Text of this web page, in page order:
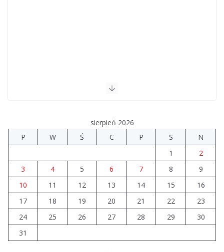
sierpień 2026
P
W Ś C P S
N
1
2
3
4 5 6 7 8
9
10
11 12 13 14 15
16
17
18 19 20 21 22
23
24
25 26 27 28 29
30
31